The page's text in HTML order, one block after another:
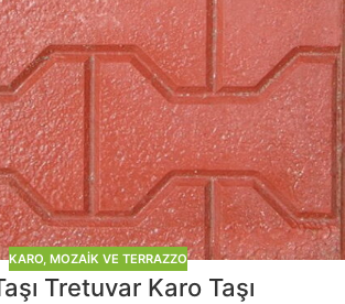
KARO, MOZAIK VE TERRAZZO
Tretuvar Karo Taşı